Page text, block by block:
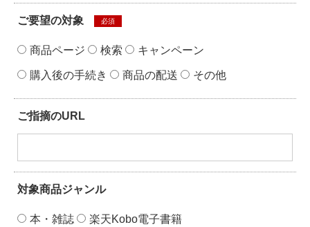
ご要望の対象 必須
商品ページ 検索 キャンペーン
購入後の手続き 商品の配送 その他
ご指摘のURL
対象商品ジャンル
本・雑誌 楽天Kobo電子書籍